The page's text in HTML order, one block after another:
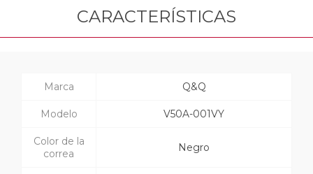
CARACTERÍSTICAS
Marca Q&Q
Modelo V50A-001VY
Color de la
correa
Negro